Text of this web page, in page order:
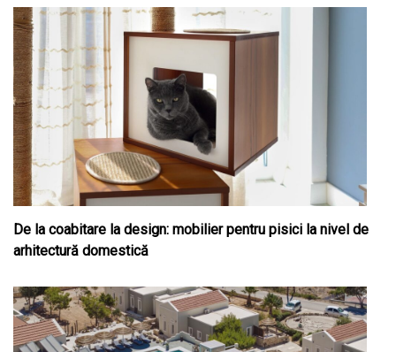
De la coabitare la design: mobilier pentru pisici la nivel de
arhitectură domestică